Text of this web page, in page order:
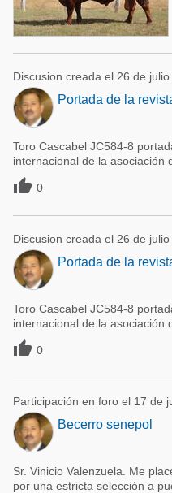
Discusion creada el 26 de
Portada de la
Toro Cascabel JC584-8
internacional de la asociación
 0
Discusion creada el 26 de
Portada de la
Toro Cascabel JC584-8
internacional de la asociación
 0
Participación en foro el 17 de
Becerro senepol
Sr. Vinicio Valenzuela. Me
por una estricta selección a